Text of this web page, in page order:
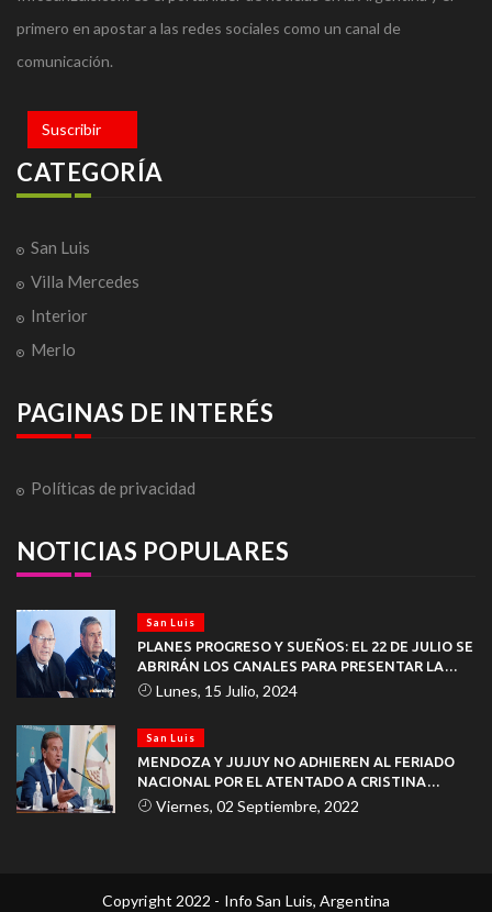
primero en apostar a las redes sociales como un canal de
comunicación.
Suscribir
CATEGORÍA
San Luis
Villa Mercedes
Interior
Merlo
PAGINAS DE INTERÉS
Políticas de privacidad
NOTICIAS POPULARES
San Luis
PLANES PROGRESO Y SUEÑOS: EL 22 DE JULIO SE
ABRIRÁN LOS CANALES PARA PRESENTAR LA
DOCUMENTACIÓN
Lunes, 15 Julio, 2024
San Luis
MENDOZA Y JUJUY NO ADHIEREN AL FERIADO
NACIONAL POR EL ATENTADO A CRISTINA
KIRCHNER
Viernes, 02 Septiembre, 2022
Copyright 2022 - Info San Luis, Argentina